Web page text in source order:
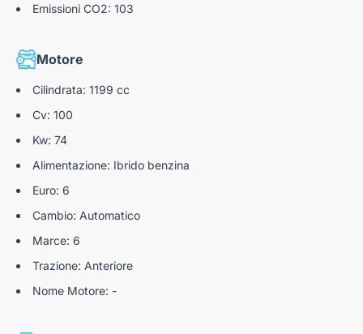
Emissioni CO2: 103
Motore
Cilindrata: 1199 cc
Cv: 100
Kw: 74
Alimentazione: Ibrido benzina
Euro: 6
Cambio: Automatico
Marce: 6
Trazione: Anteriore
Nome Motore: -